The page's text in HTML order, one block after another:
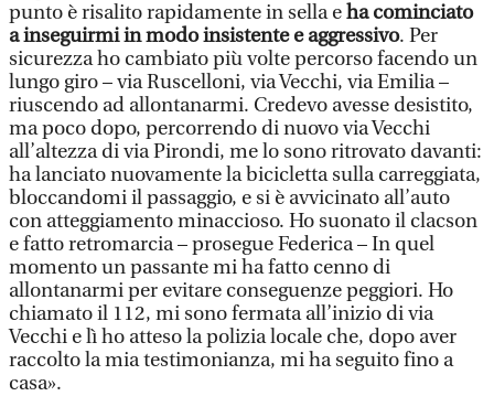
punto è risalito rapidamente in sella eha cominciato
a inseguirmi in modo insistente e aggressivo. Per
sicurezza ho cambiato più volte percorso facendo un
lungo giro – via Ruscelloni, via Vecchi, via Emilia –
riuscendo ad allontanarmi. Credevo avesse desistito,
ma poco dopo, percorrendo di nuovo via Vecchi
all’altezza di via Pirondi, me lo sono ritrovato davanti:
ha lanciato nuovamente la bicicletta sulla carreggiata,
bloccandomi il passaggio, e si è avvicinato all’auto
con atteggiamento minaccioso. Ho suonato il clacson
e fatto retromarcia – prosegue Federica – In quel
momento un passante mi ha fatto cenno di
allontanarmi per evitare conseguenze peggiori. Ho
chiamato il 112, mi sono fermata all’inizio di via
Vecchi e lì ho atteso la polizia locale che, dopo aver
raccolto la mia testimonianza, mi ha seguito fino a
casa».